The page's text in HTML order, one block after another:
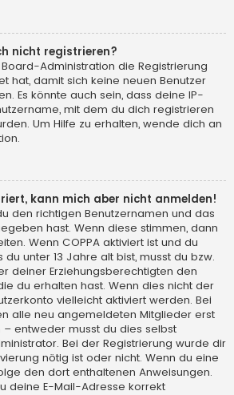
nicht registrieren?
Administration die Registrierung
hat, damit sich keine neuen Benutzer
Es könnte auch sein, dass deine IP-
mit dem du dich registrieren
Um Hilfe zu erhalten, wende dich an
kann mich aber nicht anmelden!
den richtigen Benutzernamen und das
hast. Wenn diese stimmen, dann
Wenn COPPA aktiviert ist und du
unter 13 Jahre alt bist, musst du bzw.
deiner Erziehungsberechtigten den
du erhalten hast. Wenn dies nicht der
vielleicht aktiviert werden. Bei
alle neu angemeldeten Mitglieder erst
entweder musst du dies selbst
Bei der Registrierung wurde dir
nötig ist oder nicht. Wenn du eine
den dort enthaltenen Anweisungen.
deine E-Mail-Adresse korrekt